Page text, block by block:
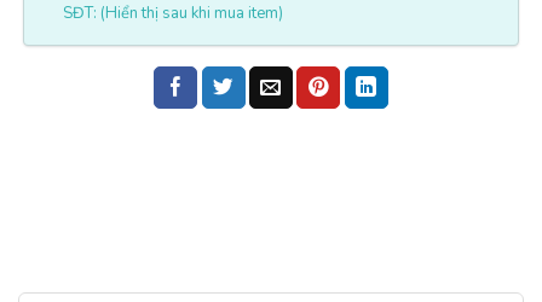
SĐT: (Hiển thị sau khi mua item)